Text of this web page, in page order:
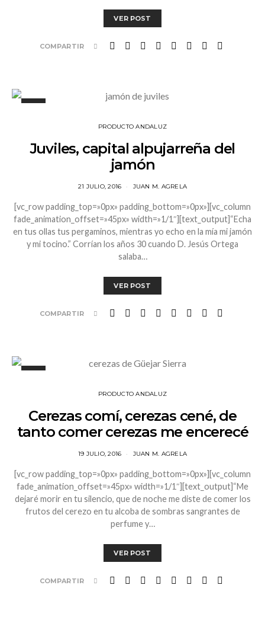
VER POST
COMPARTIR
PRODUCTO ANDALUZ
Juviles, capital alpujarreña del
jamón
21 JULIO, 2016 JUAN M. AGRELA
[vc_row padding_top=»0px» padding_bottom=»0px»][vc_column
fade_animation_offset=»45px» width=»1/1″][text_output]“Echa
en tus ollas tus pergaminos, mientras yo echo en la mía mi jamón
y mi tocino.” Corrían los años 30 cuando D. Jesús Ortega
salaba…
VER POST
COMPARTIR
PRODUCTO ANDALUZ
Cerezas comí, cerezas cené, de
tanto comer cerezas me encerecé
19 JULIO, 2016 JUAN M. AGRELA
[vc_row padding_top=»0px» padding_bottom=»0px»][vc_column
fade_animation_offset=»45px» width=»1/1″][text_output]“Me
dejaré morir en tu silencio, que de noche me diste de comer los
frutos del cerezo en tu alcoba de sombras sangrantes de
perfume y…
VER POST
COMPARTIR